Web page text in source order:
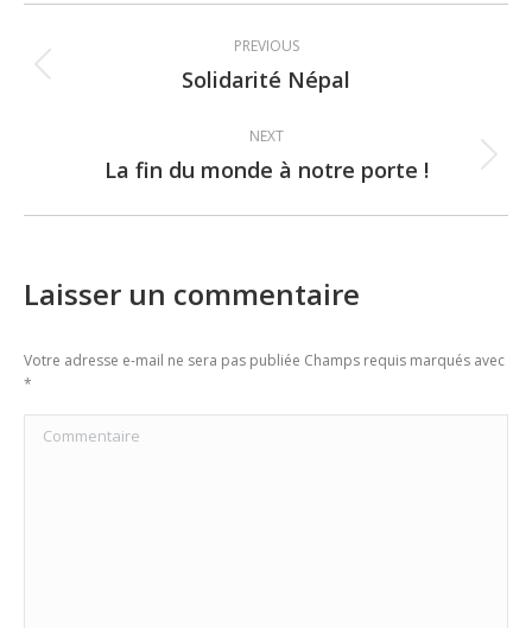
navigation
PREVIOUS
Previous
Solidarité Népal
NEXT
Next
La fin du monde à notre porte !
Laisser un commentaire
Votre adresse e-mail ne sera pas publiée Champs requis marqués avec
*
Commentaire